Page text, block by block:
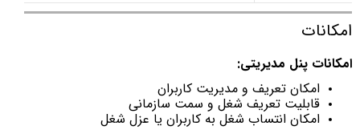
امکانات
امکانات پنل مدیریتی:
امکان تعریف و مدیریت کاربران
قابلیت تعریف شغل و سمت سازمانی
امکان انتساب شغل به کاربران یا عزل شغل